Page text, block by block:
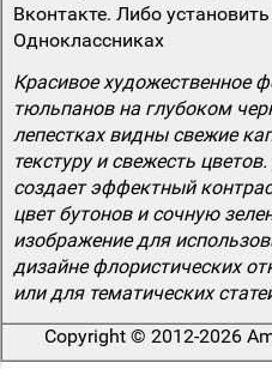
Вконтакте. Либо
Одноклассниках
Красивое художественное
тюльпанов на глубоком
лепестках видны свежие
текстуру и свежесть
создает эффектный
цвет бутонов и сочную
изображение для
дизайне флористических
или для тематических
Copyright © 2012-2026